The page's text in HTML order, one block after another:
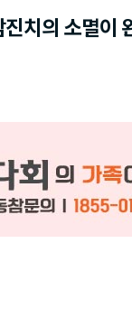
치의 소멸이